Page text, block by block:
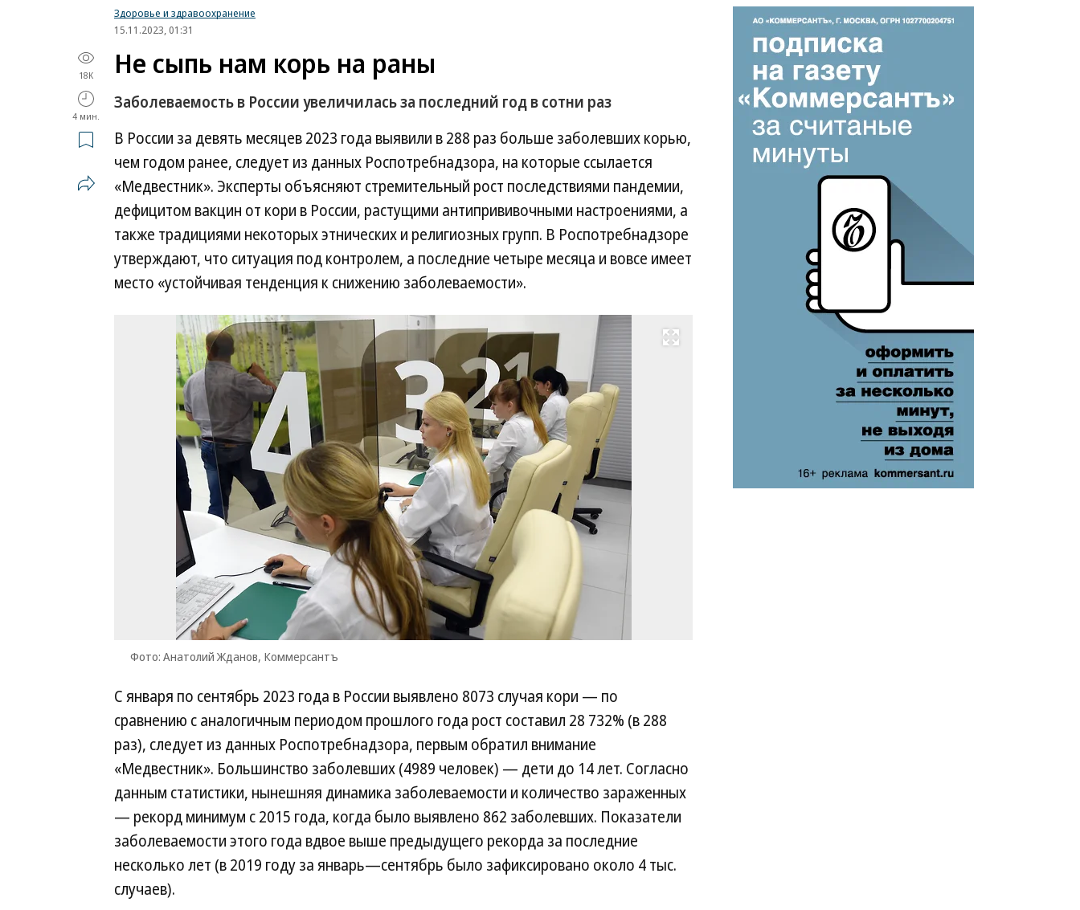
Здоровье и здравоохранение
15.11.2023, 01:31
18K
4 мин.
Не сыпь нам корь на раны
Заболеваемость в России увеличилась за последний год в сотни раз
В России за девять месяцев 2023 года выявили в 288 раз больше заболевших корью,
чем годом ранее, следует из данных Роспотребнадзора, на которые ссылается
«Медвестник». Эксперты объясняют стремительный рост последствиями пандемии,
дефицитом вакцин от кори в России, растущими антипрививочными настроениями, а
также традициями некоторых этнических и религиозных групп. В Роспотребнадзоре
утверждают, что ситуация под контролем, а последние четыре месяца и вовсе имеет
место «устойчивая тенденция к снижению заболеваемости».
Развернуть на весь экран
Фото: Анатолий Жданов, Коммерсантъ
С января по сентябрь 2023 года в России выявлено 8073 случая кори — по
сравнению с аналогичным периодом прошлого года рост составил 28 732% (в 288
раз), следует из данных Роспотребнадзора, первым обратил внимание
«Медвестник». Большинство заболевших (4989 человек) — дети до 14 лет. Согласно
данным статистики, нынешняя динамика заболеваемости и количество зараженных
— рекорд минимум с 2015 года, когда было выявлено 862 заболевших. Показатели
заболеваемости этого года вдвое выше предыдущего рекорда за последние
несколько лет (в 2019 году за январь—сентябрь было зафиксировано около 4 тыс.
случаев).